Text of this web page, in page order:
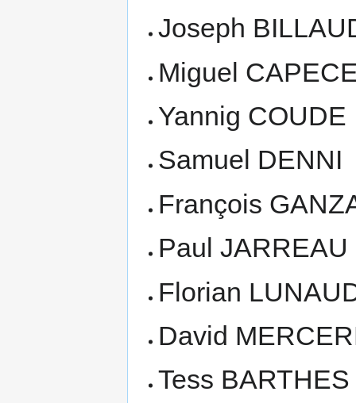
Joseph
Miguel
Yannig COUDE
Samuel DENNI
François
Paul JARREAU
Florian
David
Tess BARTHES